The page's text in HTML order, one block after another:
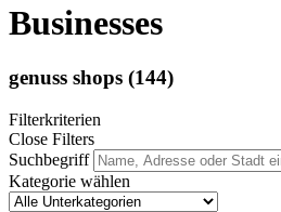
Businesses
genuss shops (144)
Filterkriterien
Close Filters
Suchbegriff
Kategorie wählen